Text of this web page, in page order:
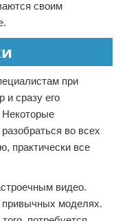
своим
при
и сразу его
Некоторые
во всех
практически все
видео.
привычных моделях.